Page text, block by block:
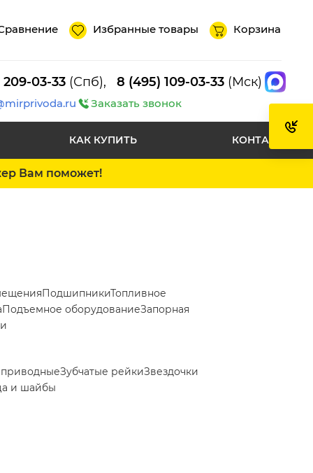
Избранные товары Корзина
209-03-33 (Спб), 8 (495) 109-03-33 (Мск)
Заказать звонок
КАК КУПИТЬ КОНТАКТЫ
Вам поможет!
ПодшипникиТопливное
Подъемное оборудованиеЗапорная
Зубчатые рейкиЗвездочки
и шайбы